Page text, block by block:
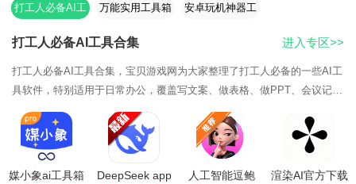
打工人必备AI工
万能实用工具箱
安卓玩机神器工
打工人必备AI工具合集
打工人必备AI工具合集，宝贝游戏网为大家整理了打工人必备的一些AI工
具软件，特别适用于日常办公，覆盖写文案、做表格、做PPT、会议记录
等场景，能够轻松满足大家的各种使用需求，更好的提高大家办公的效
率，新手小白也能轻松上手，完全不用担心，操作都很简单，只需输入相
关需求就能快速生成，非常方便，感兴趣的朋友们可以来宝贝游戏网下载
进入专区>>
媒小象ai工具箱
DeepSeek app
人工智能逗鲍
渲染AI官方下载